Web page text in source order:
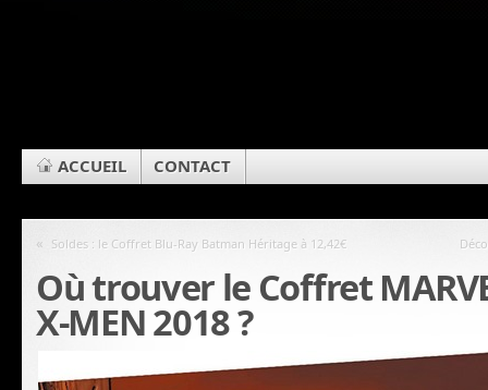
ACCUEIL CONTACT
« Soldes : le Coffret Blu-Ray Batman Héritage à 12,42€
Où trouver le Coffret
X-MEN 2018 ?